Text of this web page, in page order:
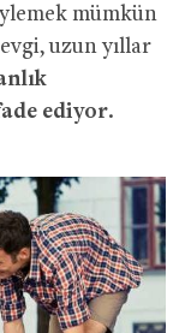
mümkün
uzun yıllar
ediyor.